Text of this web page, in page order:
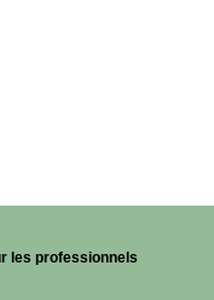
les professionnels